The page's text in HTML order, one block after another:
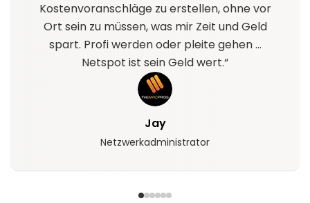
Kostenvoranschläge zu erstellen, ohne vor
Ort sein zu müssen, was mir Zeit und Geld
spart. Profi werden oder pleite gehen ...
Netspot ist sein Geld wert.“
Jay
Netzwerkadministrator